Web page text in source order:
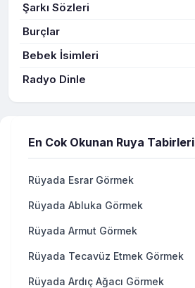
Şarkı Sözleri
Burçlar
Bebek İsimleri
Radyo Dinle
En Cok Okunan Ruya Tabirleri
Rüyada Esrar Görmek
Rüyada Abluka Görmek
Rüyada Armut Görmek
Rüyada Tecavüz Etmek Görmek
Rüyada Ardıç Ağacı Görmek